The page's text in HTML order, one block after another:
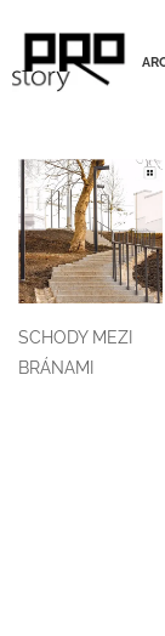
SCHODY MEZI
BRÁNAMI